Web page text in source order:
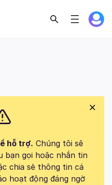
hỗ trợ. Chúng tôi sẽ
bạn gọi hoặc nhắn tin
chia sẻ thông tin cá
hoạt động đáng ngờ